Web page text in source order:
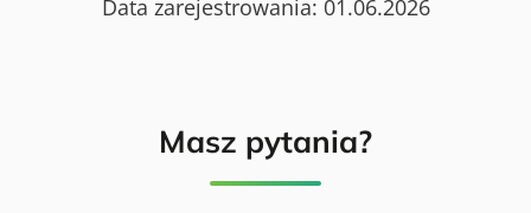
Data zarejestrowania: 01.06.2026
Masz pytania?